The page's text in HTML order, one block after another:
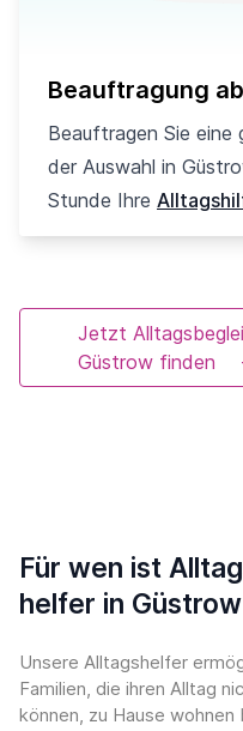
Beauftragung
Beauftragen Sie eine
der Auswahl in
Stunde Ihre
Jetzt
Güstrow finden
Für wen ist
helfer in
Unsere Alltagshelfer
Familien, die ihren Alltag
können, zu Hause